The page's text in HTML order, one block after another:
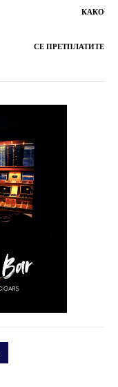
КАКО
СЕ ПРЕТПЛАТИТЕ